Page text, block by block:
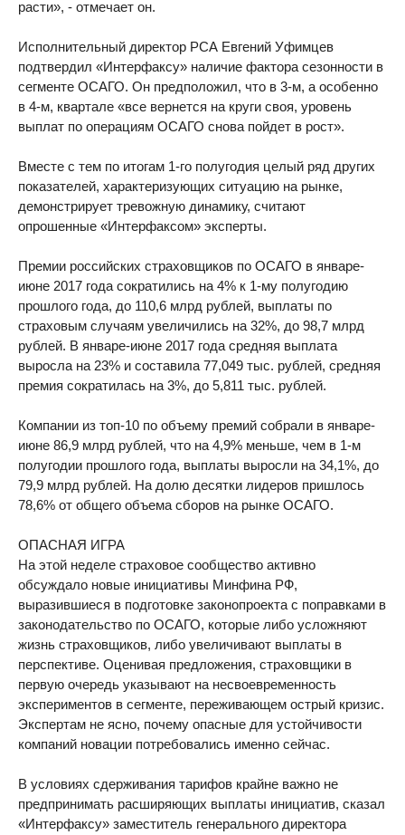
расти», - отмечает он.
Исполнительный директор РСА Евгений Уфимцев
подтвердил «Интерфаксу» наличие фактора сезонности в
сегменте ОСАГО. Он предположил, что в 3-м, а особенно
в 4-м, квартале «все вернется на круги своя, уровень
выплат по операциям ОСАГО снова пойдет в рост».
Вместе с тем по итогам 1-го полугодия целый ряд других
показателей, характеризующих ситуацию на рынке,
демонстрирует тревожную динамику, считают
опрошенные «Интерфаксом» эксперты.
Премии российских страховщиков по ОСАГО в январе-
июне 2017 года сократились на 4% к 1-му полугодию
прошлого года, до 110,6 млрд рублей, выплаты по
страховым случаям увеличились на 32%, до 98,7 млрд
рублей. В январе-июне 2017 года средняя выплата
выросла на 23% и составила 77,049 тыс. рублей, средняя
премия сократилась на 3%, до 5,811 тыс. рублей.
Компании из топ-10 по объему премий собрали в январе-
июне 86,9 млрд рублей, что на 4,9% меньше, чем в 1-м
полугодии прошлого года, выплаты выросли на 34,1%, до
79,9 млрд рублей. На долю десятки лидеров пришлось
78,6% от общего объема сборов на рынке ОСАГО.
ОПАСНАЯ ИГРА
На этой неделе страховое сообщество активно
обсуждало новые инициативы Минфина РФ,
выразившиеся в подготовке законопроекта с поправками в
законодательство по ОСАГО, которые либо усложняют
жизнь страховщиков, либо увеличивают выплаты в
перспективе. Оценивая предложения, страховщики в
первую очередь указывают на несвоевременность
экспериментов в сегменте, переживающем острый кризис.
Экспертам не ясно, почему опасные для устойчивости
компаний новации потребовались именно сейчас.
В условиях сдерживания тарифов крайне важно не
предпринимать расширяющих выплаты инициатив, сказал
«Интерфаксу» заместитель генерального директора